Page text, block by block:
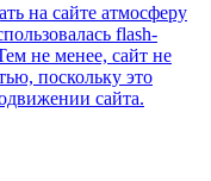
на сайте атмосферу
flash-
не менее, сайт не
поскольку это
сайта.